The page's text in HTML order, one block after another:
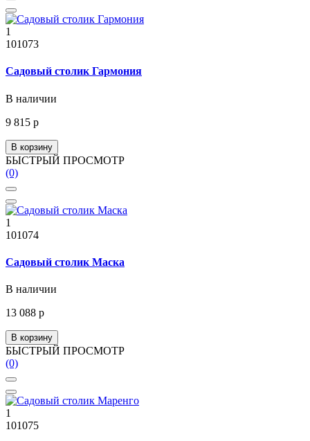
1
101073
Садовый столик Гармония
В наличии
9 815 р
В корзину
БЫСТРЫЙ ПРОСМОТР
(0)
1
101074
Садовый столик Маска
В наличии
13 088 р
В корзину
БЫСТРЫЙ ПРОСМОТР
(0)
1
101075